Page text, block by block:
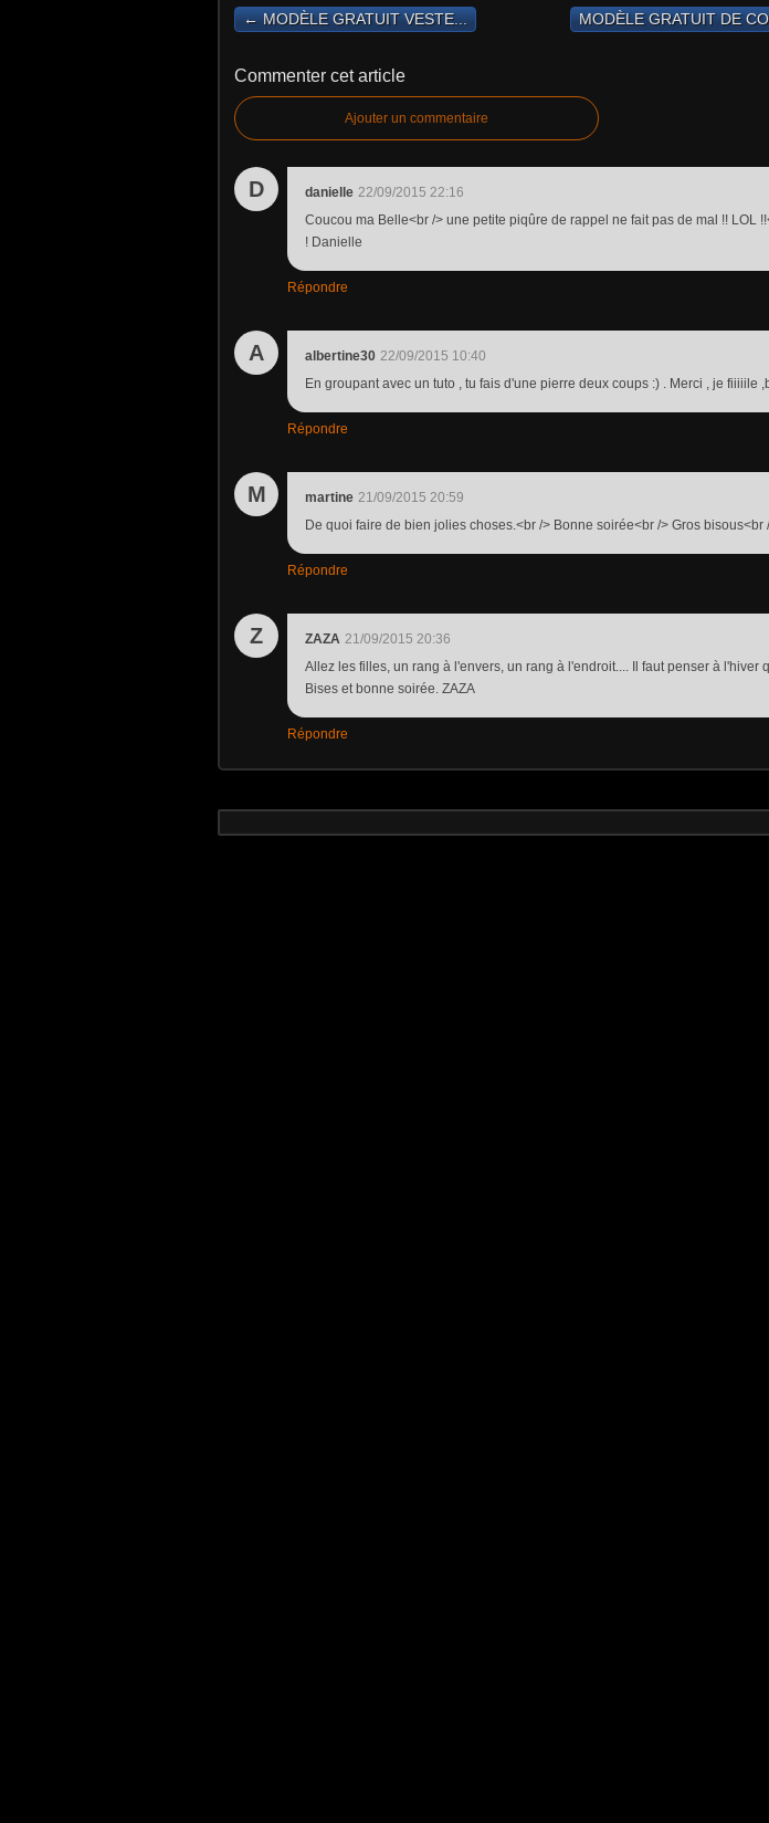
← MODÈLE GRATUIT VESTE... MODÈLE GRATUIT DE
Commenter cet article
Ajouter un commentaire
D danielle 22/09/2015 22:16
Coucou ma Belle<br /> une petite piqûre de rappel ne fait pas de mal !! LOL
! Danielle
Répondre
A albertine30 22/09/2015 10:40
En groupant avec un tuto , tu fais d'une pierre deux coups :) . Merci , je fiiiiile
Répondre
M martine 21/09/2015 20:59
De quoi faire de bien jolies choses.<br /> Bonne soirée<br /> Gros bisous<br
Répondre
Z ZAZA 21/09/2015 20:36
Allez les filles, un rang à l'envers, un rang à l'endroit.... Il faut penser à l'hiver
Bises et bonne soirée. ZAZA
Répondre